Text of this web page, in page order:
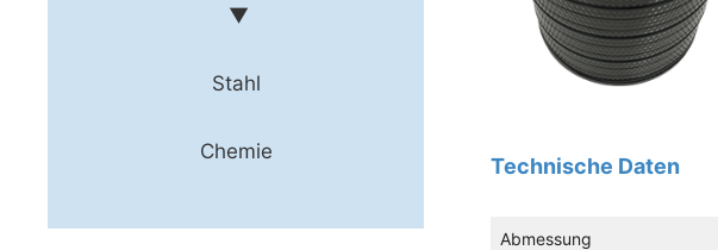
Technische Daten
Abmessung
Stahl
Chemie